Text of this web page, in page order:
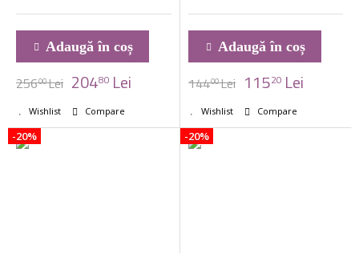
Adaugă în coș
25600Lei 20480 Lei
Wishlist Compare
Adaugă în coș
14400Lei 11520 Lei
Wishlist Compare
-20% -20%